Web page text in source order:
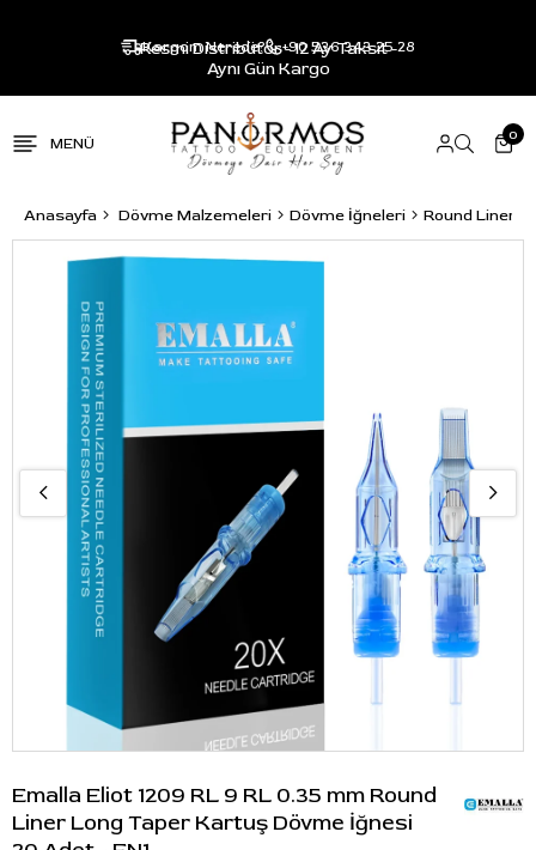
Resmi Distribütör - 12 Ay Taksit -
Aynı Gün Kargo
Kargom Nerede? +90 536 343 25 28
0
Anasayfa Dövme Malzemeleri Dövme İğneleri Round Liner
Emalla Eliot 1209 RL 9 RL 0.35 mm Round
Liner Long Taper Kartuş Dövme İğnesi